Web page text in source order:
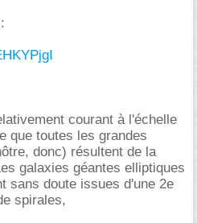
courant à l'échelle
que toutes les grandes
donc) résultent de la
galaxies géantes elliptiques
sans doute issues d'une 2e
spirales,